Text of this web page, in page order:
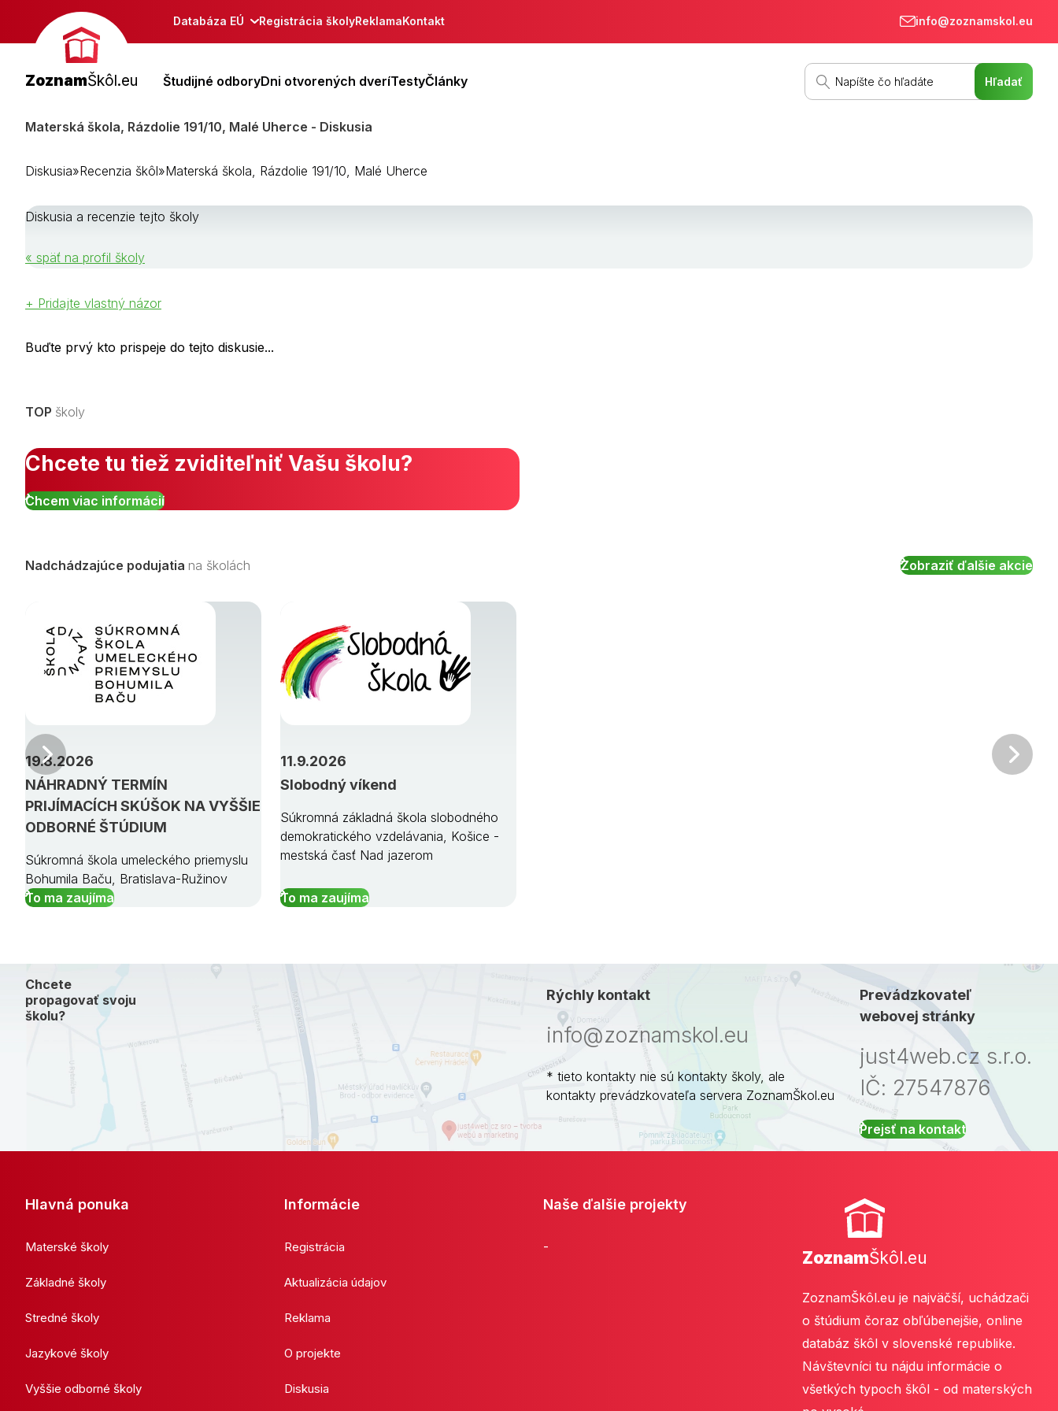
Databáza EÚ Registrácia školyReklamaKontakt info@zoznamskol.eu
ZoznamŠkôl.eu Študijné odboryDni otvorených dveríTestyČlánky
Materská škola, Rázdolie 191/10, Malé Uherce - Diskusia
Diskusia»Recenzia škôl»Materská škola, Rázdolie 191/10, Malé Uherce
Diskusia a recenzie tejto školy
« späť na profil školy
+ Pridajte vlastný názor
Buďte prvý kto prispeje do tejto diskusie...
TOP školy
Chcete tu tiež zviditeľniť Vašu školu?
Chcem viac informácií
Nadchádzajúce podujatia na školách Zobraziť ďalšie akcie
NÁHRADNÝ TERMÍN
PRIJÍMACÍCH SKÚŠOK NA VYŠŠIE
ODBORNÉ ŠTÚDIUM
19.8.2026
Súkromná škola umeleckého priemyslu
Bohumila Baču, Bratislava-Ružinov
To ma zaujíma
Slobodný víkend
11.9.2026
Súkromná základná škola slobodného
demokratického vzdelávania, Košice -
mestská časť Nad jazerom
To ma zaujíma
Predchádzajúci
Chcete
propagovať svoju
školu?
Rýchly kontakt
info@zoznamskol.eu
* tieto kontakty nie sú kontakty školy, ale
kontakty prevádzkovateľa servera ZoznamŠkol.eu
Prevádzkovateľ
webovej stránky
just4web.cz s.r.o.
IČ: 27547876
Prejsť na kontakt
Hlavná ponuka
Materské školy
Základné školy
Stredné školy
Jazykové školy
Vyššie odborné školy
Informácie
Registrácia
Aktualizácia údajov
Reklama
O projekte
Diskusia
Naše ďalšie projekty
-
ZoznamŠkôl.eu
ZoznamŠkôl.eu je najväčší, uchádzači
o štúdium čoraz obľúbenejšie, online
databáz škôl v slovenské republike.
Návštevníci tu nájdu informácie o
všetkých typoch škôl - od materských